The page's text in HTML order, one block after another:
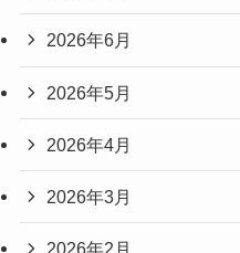
2026年6月
2026年5月
2026年4月
2026年3月
2026年2月